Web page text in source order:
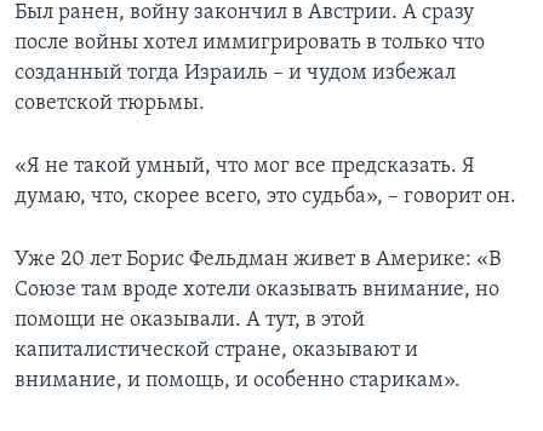
Был ранен, войну закончил в Австрии. А сразу
после войны хотел иммигрировать в только что
созданный тогда Израиль – и чудом избежал
советской тюрьмы.
«Я не такой умный, что мог все предсказать. Я
думаю, что, скорее всего, это судьба», – говорит он.
Уже 20 лет Борис Фельдман живет в Америке: «В
Союзе там вроде хотели оказывать внимание, но
помощи не оказывали. А тут, в этой
капиталистической стране, оказывают и
внимание, и помощь, и особенно старикам».